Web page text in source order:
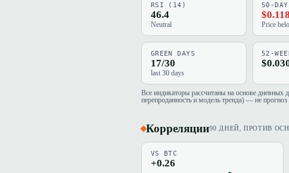
RSI (14)
46.4
Neutral
50-DAY
Price
GREEN DAYS
17/30
last 30 days
52-
Все индикаторы рассчитаны на основе дневных
перепроданность и модель тренда) — не
Корреляции90 ДНЕЙ, ПРОТИВ
VS BTC
+0.26